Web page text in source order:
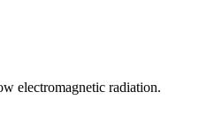
electromagnetic radiation.